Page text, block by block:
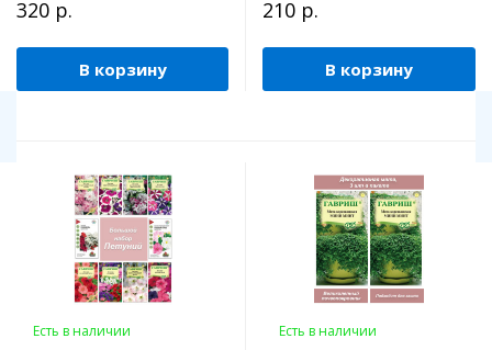
320 р.
В корзину
210 р.
В корзину
Есть в наличии Есть в наличии